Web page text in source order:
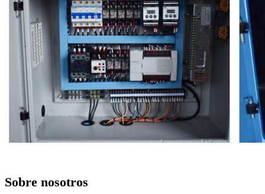
Sobre nosotros